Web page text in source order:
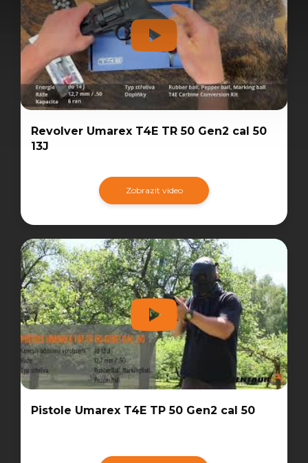
Revolver Umarex T4E TR 50 Gen2 cal 50
13J
Zobrazit video
Pistole Umarex T4E TP 50 Gen2 cal 50